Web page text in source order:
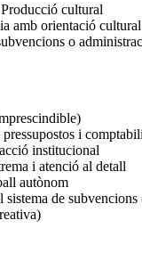
cultural
amb orientació cultural
o
i
institucional
i atenció al detall
autònom
sistema de